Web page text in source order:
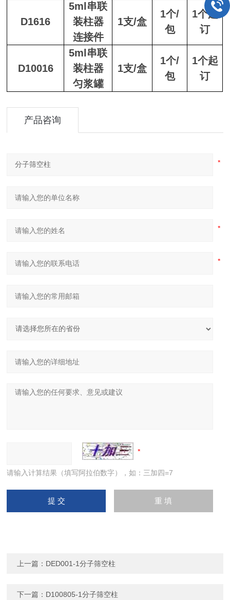
D1616
5ml串联
装柱器
连接件
1支/盒
1个/
包
1个起
订
D10016
5ml串联
装柱器
匀浆罐
1支/盒
1个/
包
1个起
订
产品咨询
请输入计算结果（填写阿拉伯数字），如：三加四=7
上一篇： DED001-1分子筛空柱
下一篇： D100805-1分子筛空柱